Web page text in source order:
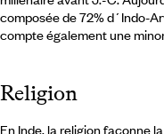
composée de 72% d´Indo-
compte également une
Religion
En Inde, la religion façonne